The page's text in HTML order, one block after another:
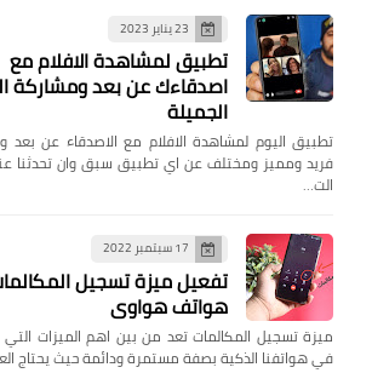
23 يناير 2023
تطبيق لمشاهدة الافلام مع
اصدقاءك عن بعد ومشاركة
الجميلة
تطبيق اليوم لمشاهدة الافلام مع الاصدقاء عن
فريد ومميز ومختلف عن اي تطبيق سبق وان تحدثنا
الت…
17 سبتمبر 2022
تفعيل ميزة تسجيل
هواتف هواوي
ميزة تسجيل المكالمات تعد من بين اهم الميزات التي
في هواتفنا الذكية بصفة مستمرة ودائمة حيث يحتاج